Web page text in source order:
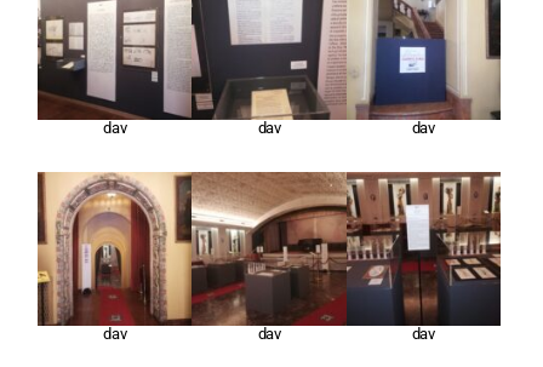
dav dav dav
dav dav dav